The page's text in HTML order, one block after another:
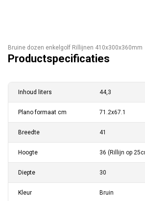
Bruine dozen enkelgolf Rillijnen 410x300x360mm
Productspecificaties
Inhoud liters 44,3
Plano formaat cm 71.2x67.1
Breedte 41
Hoogte 36 (Rillijn op
Diepte 30
Kleur Bruin